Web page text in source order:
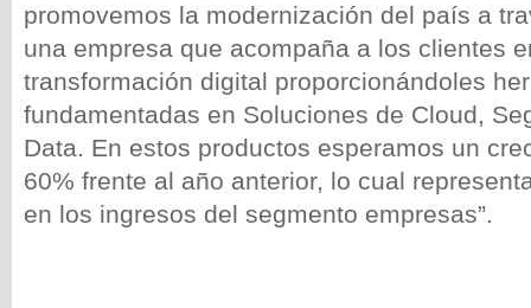
promovemos la modernización del país a
una empresa que acompaña a los clientes
transformación digital proporcionándoles
fundamentadas en Soluciones de Cloud,
Data. En estos productos esperamos un
60% frente al año anterior, lo cual
en los ingresos del segmento empresas”.